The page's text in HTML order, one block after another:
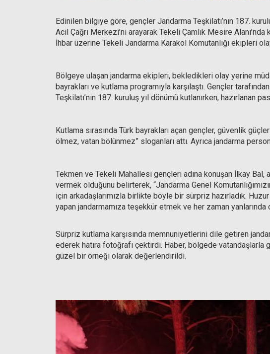
Edinilen bilgiye göre, gençler Jandarma Teşkilatı’nın 187.
Acil Çağrı Merkezi’ni arayarak Tekeli Çamlık Mesire
İhbar üzerine Tekeli Jandarma Karakol Komutanlığı ekipleri
Bölgeye ulaşan jandarma ekipleri, bekledikleri olay yerine
bayrakları ve kutlama programıyla karşılaştı. Gençler
Teşkilatı’nın 187. kuruluş yıl dönümü kutlanırken, hazırlanan
Kutlama sırasında Türk bayrakları açan gençler, güvenlik
ölmez, vatan bölünmez” sloganları attı. Ayrıca jandarma
Tekmen ve Tekeli Mahallesi gençleri adına konuşan İlkay Bal,
vermek olduğunu belirterek, “Jandarma Genel
için arkadaşlarımızla birlikte böyle bir sürpriz hazırladık.
yapan jandarmamıza teşekkür etmek ve her zaman
Sürpriz kutlama karşısında memnuniyetlerini dile getiren
ederek hatıra fotoğrafı çektirdi. Haber, bölgede vatandaşlarla
güzel bir örneği olarak değerlendirildi.